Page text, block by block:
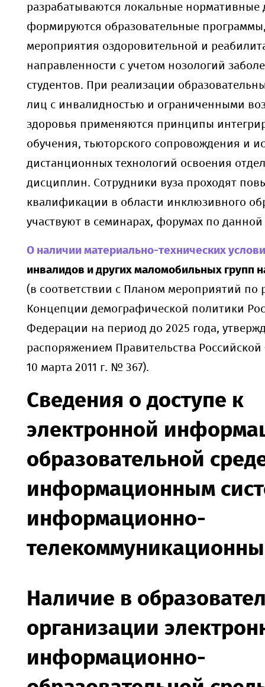
разрабатываются локальные нормативные
формируются образовательные
мероприятия оздоровительной и
направленности с учетом нозологий
студентов. При реализации
лиц с инвалидностью и ограниченными
здоровья применяются принципы
обучения, тьюторского сопровождения и
дистанционных технологий освоения
дисциплин. Сотрудники вуза проходят
квалификации в области инклюзивного
участвуют в семинарах, форумах по
О наличии материально-технических
инвалидов и других маломобильных групп
(в соответствии с Планом мероприятий по
Концепции демографической политики
Федерации на период до 2025 года,
распоряжением Правительства
10 марта 2011 г. № 367).
Сведения о доступе к
электронной
образовательной
информационным
информационно-
Наличие в
организации
информационно-